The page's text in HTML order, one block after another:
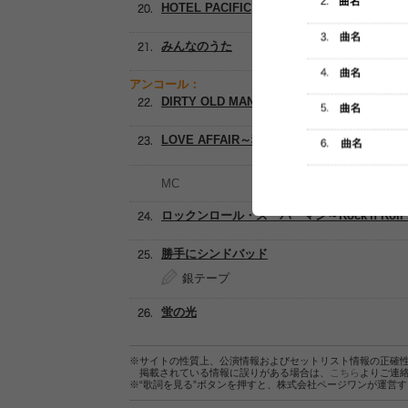
HOTEL PACIFIC
みんなのうた
アンコール：
DIRTY OLD MAN ～さらば夏よ～
LOVE AFFAIR～秘密のデート
MC
ロックンロール・スーパーマン～Rock'n
勝手にシンドバッド
銀テープ
蛍の光
※サイトの性質上、公演情報およびセットリスト情報の正確
掲載されている情報に誤りがある場合は、
こちら よりご連
※“歌詞を見る”ボタンを押すと、株式会社ページワンが運営